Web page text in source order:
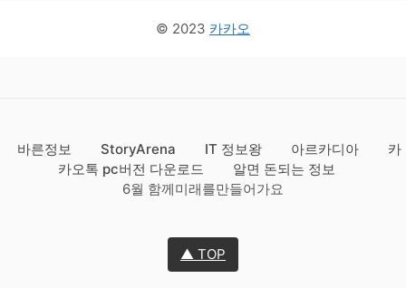
© 2023 카카오
바른정보 StoryArena IT 정보왕 아르카디아
카
카오톡 pc버전 다운로드
알면 돈되는 정보
6월 함께미래를만들어가요
▲ TOP